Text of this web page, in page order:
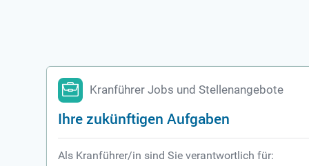
Kranführer Jobs und Stellenangebote
Ihre zukünftigen Aufgaben
Als Kranführer/in sind Sie verantwortlich für: